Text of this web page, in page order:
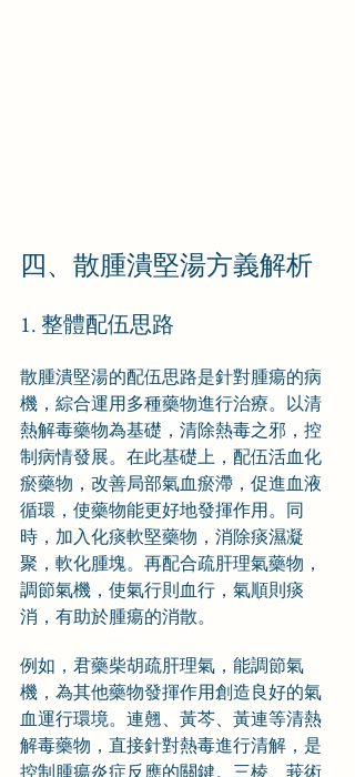
四、散腫潰堅湯方義解析
1. 整體配伍思路
散腫潰堅湯的配伍思路是針對腫瘍的病
機，綜合運用多種藥物進行治療。以清
熱解毒藥物為基礎，清除熱毒之邪，控
制病情發展。在此基礎上，配伍活血化
瘀藥物，改善局部氣血瘀滯，促進血液
循環，使藥物能更好地發揮作用。同
時，加入化痰軟堅藥物，消除痰濕凝
聚，軟化腫塊。再配合疏肝理氣藥物，
調節氣機，使氣行則血行，氣順則痰
消，有助於腫瘍的消散。
例如，君藥柴胡疏肝理氣，能調節氣
機，為其他藥物發揮作用創造良好的氣
血運行環境。連翹、黃芩、黃連等清熱
解毒藥物，直接針對熱毒進行清解，是
控制腫瘍炎症反應的關鍵。三棱、莪術